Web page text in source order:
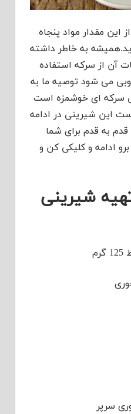
مقدار مواد پنجاه
به خاطر داشته
آن از سرکه استفاده
می شود توصیه ما به
سرکه ای خوشمزه است
این شیرینی در ادامه
به قدم برای شما
ادامه و کلیکی کن و
شیرینی